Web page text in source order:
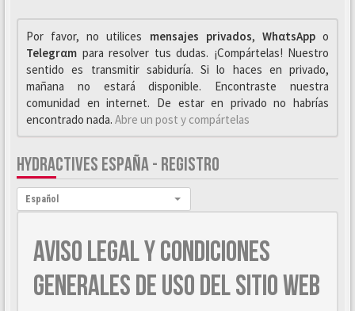
Por favor, no utilices mensajes privados, WhαtsAppo
Telegrαm para resolver tus dudas. ¡Compártelas! Nuestro
sentido es transmitir sabiduría. Si lo haces en privado,
mañana no estará disponible. Encontraste nuestra
comunidad en internet. De estar en privado no habrías
encontrado nada. Abre un post y compártelas
HYDRACTIVES ESPAÑA - REGISTRO
Idioma:
Español
AVISO LEGAL Y CONDICIONES
GENERALES DE USO DEL SITIO WEB